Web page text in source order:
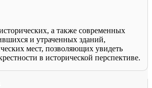
а также современных
и утраченных зданий,
мест, позволяющих увидеть
в исторической перспективе.